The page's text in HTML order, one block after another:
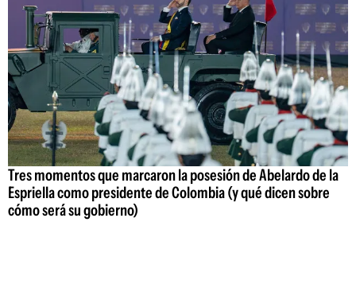
Tres momentos que marcaron la posesión de Abelardo de la
Espriella como presidente de Colombia (y qué dicen sobre
cómo será su gobierno)